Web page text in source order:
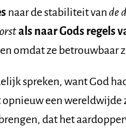
naar de stabiliteit van de
als naar Gods regels
omdat ze betrouwbaar
spreken, want God
een wereldwijde
dat het